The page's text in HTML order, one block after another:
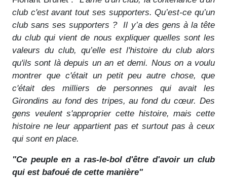
club c'est avant tout ses supporters. Qu’est-ce qu’un
club sans ses supporters ? Il y’a des gens à la tête
du club qui vient de nous expliquer quelles sont les
valeurs du club, qu’elle est l'histoire du club alors
qu'ils sont là depuis un an et demi. Nous on a voulu
montrer que c'était un petit peu autre chose, que
c'était des milliers de personnes qui avait les
Girondins au fond des tripes, au fond du cœur. Des
gens veulent s'approprier cette histoire, mais cette
histoire ne leur appartient pas et surtout pas à ceux
qui sont en place.
"Ce peuple en a ras-le-bol d'être d'avoir un club
qui est bafoué de cette manière"